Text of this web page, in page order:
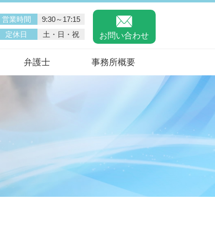
営業時間
9:30～17:15
定休日
土・日・祝 お問い合わせ
弁護士 事務所概要